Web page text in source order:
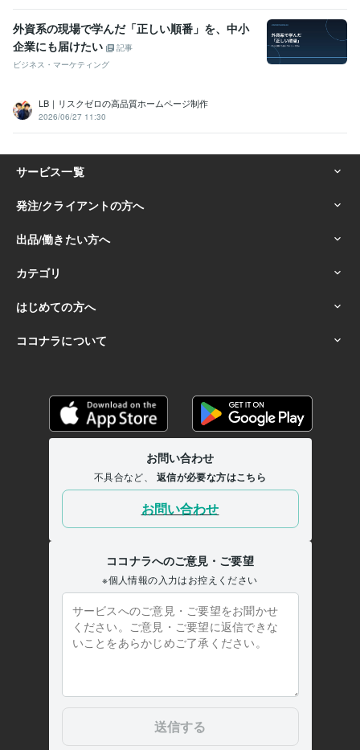
外資系の現場で学んだ「正しい順番」を、中小
企業にも届けたい
記事
ビジネス・マーケティング
LB｜リスクゼロの高品質ホームページ制作
2026/06/27 11:30